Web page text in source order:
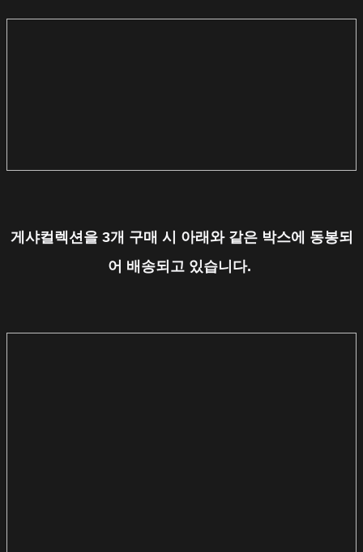
게샤컬렉션을 3개 구매 시 아래와 같은 박스에 동봉되
어 배송되고 있습니다.